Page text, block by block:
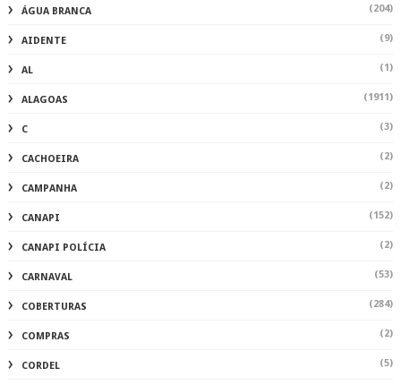
ÁGUA BRANCA (204)
AIDENTE (9)
AL (1)
ALAGOAS (1911)
C (3)
CACHOEIRA (2)
CAMPANHA (2)
CANAPI (152)
CANAPI POLÍCIA (2)
CARNAVAL (53)
COBERTURAS (284)
COMPRAS (2)
CORDEL (5)